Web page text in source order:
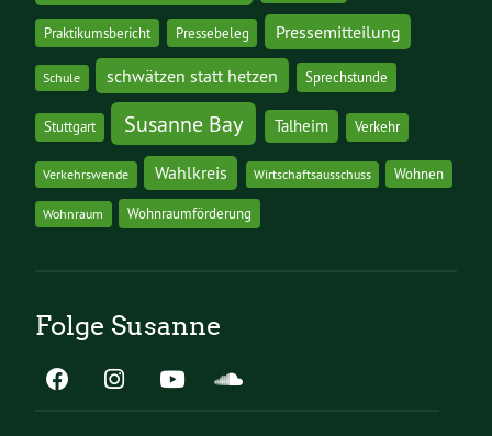
Praktikumsbericht Pressebeleg Pressemitteilung
Schule schwätzen statt hetzen Sprechstunde
Stuttgart Susanne Bay Talheim Verkehr
Verkehrswende Wahlkreis Wirtschaftsausschuss Wohnen
Wohnraum Wohnraumförderung
Folge Susanne